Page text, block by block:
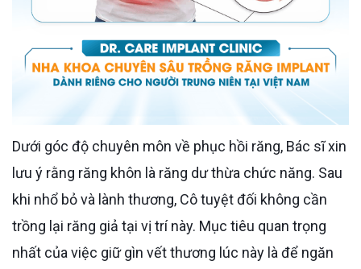
Dưới góc độ chuyên môn về phục hồi răng, Bác sĩ xin
lưu ý rằng răng khôn là răng dư thừa chức năng. Sau
khi nhổ bỏ và lành thương, Cô tuyệt đối không cần
trồng lại răng giả tại vị trí này. Mục tiêu quan trọng
nhất của việc giữ gìn vết thương lúc này là để ngăn